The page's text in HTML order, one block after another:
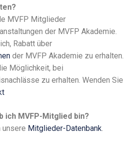
MVFP Mitglieder
der MVFP Akademie.
Rabatt über
der MVFP Akademie zu erhalten.
Möglichkeit, bei
zu erhalten. Wenden Sie
ich MVFP-Mitglied bin?
unsere Mitglieder-Datenbank.